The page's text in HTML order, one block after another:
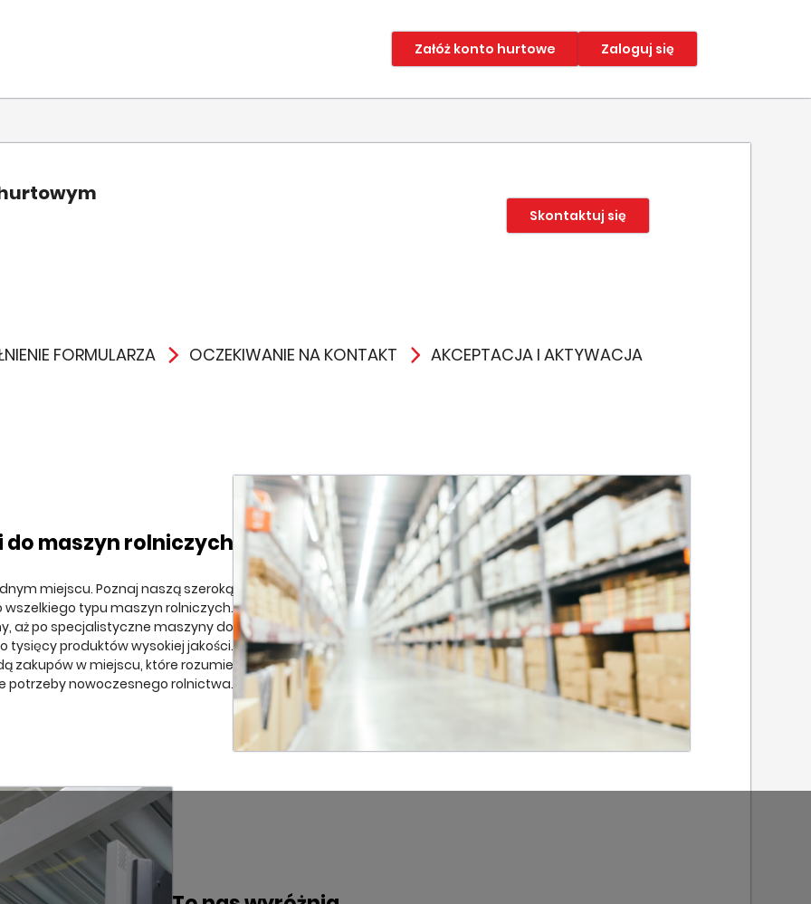
Załóż konto hurtowe Zaloguj się
Skontaktuj się
FORMULARZA OCZEKIWANIE NA KONTAKT AKCEPTACJA I AKTYWACJA
do maszyn rolniczych
miejscu. Poznaj naszą szeroką
typu maszyn rolniczych.
aż po specjalistyczne maszyny do
produktów wysokiej jakości.
zakupów w miejscu, które rozumie
potrzeby nowoczesnego rolnictwa.
listę ulubionych
listy ulubionych
się
być zalogowany by zapisać produkty na swojej liście życzeń.